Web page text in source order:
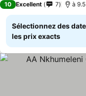
10 Excellent 7 à
Sélectionnez des
les prix exacts